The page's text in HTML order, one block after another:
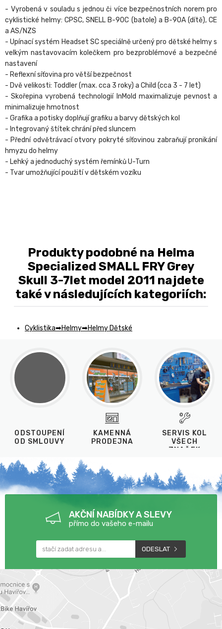
- Vyrobená v souladu s jednou či více bezpečnostních norem pro
cyklistické helmy: CPSC, SNELL B-90C (batole) a B-90A (dítě), CE
a AS/NZS
- Upínací systém Headset SC speciálně určený pro dětské helmy s
velkým nastavovacím kolečkem pro bezproblémové a bezpečné
nastavení
- Reflexní síťovina pro větší bezpečnost
- Dvě velikosti: Toddler (max. cca 3 roky) a Child (cca 3 - 7 let)
- Skořepina vyrobená technologií InMold maximalizuje pevnost a
minimalizuje hmotnost
- Grafika a potisky doplňují grafiku a barvy dětských kol
- Integrovaný štítek chrání před sluncem
- Přední odvětrávací otvory pokryté síťovinou zabraňují pronikání
hmyzu do helmy
- Lehký a jednoduchý systém řemínků U-Turn
- Tvar umožňující použití v dětském vozíku
Produkty podobné na Helma
Specialized SMALL FRY Grey
Skull 3-7let model 2011 najdete
také v následujících kategoriích:
Cyklistika Helmy Helmy Dětské
ODSTOUPENÍ
OD SMLOUVY
KAMENNÁ
PRODEJNA
SERVIS KOL
VŠECH
ZNAČEK
AKČNÍ NABÍDKY A SLEVY
přímo do vašeho e-mailu
ODESLAT